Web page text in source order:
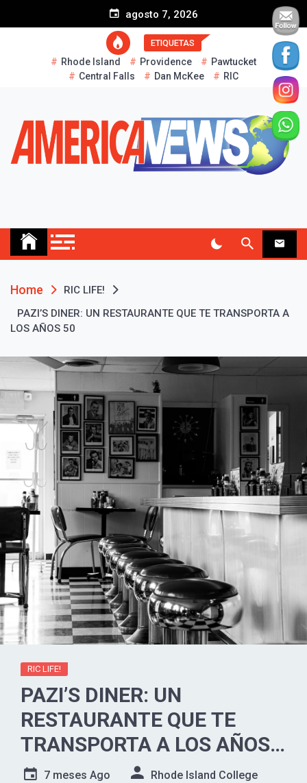
agosto 7, 2026
ETIQUETAS
Rhode Island Providence
Pawtucket
Central Falls
Dan McKee RIC
Home
RIC LIFE!
PAZI’S DINER: UN RESTAURANTE QUE TE TRANSPORTA A
LOS AÑOS 50
RIC LIFE!
PAZI’S DINER: UN
RESTAURANTE QUE TE
TRANSPORTA A LOS AÑOS
50 7 meses Ago Rhode Island College